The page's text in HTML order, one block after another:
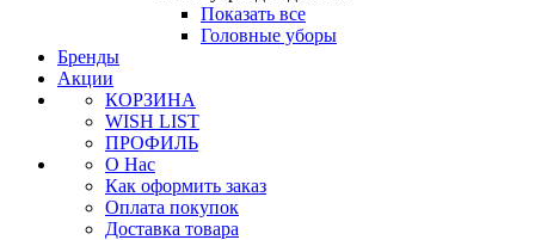
Показать все
Головные уборы
Бренды
Акции
КОРЗИНА
WISH LIST
ПРОФИЛЬ
О Нас
Как оформить заказ
Оплата покупок
Доставка товара